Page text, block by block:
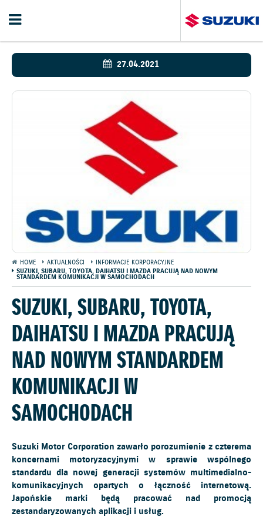
27.04.2021
HOME AKTUALNOŚCI
INFORMACJE KORPORACYJNE
SUZUKI, SUBARU, TOYOTA, DAIHATSU I MAZDA PRACUJĄ NAD NOWYM
STANDARDEM KOMUNIKACJI W SAMOCHODACH
SUZUKI, SUBARU, TOYOTA,
DAIHATSU I MAZDA PRACUJĄ
NAD NOWYM STANDARDEM
KOMUNIKACJI W
SAMOCHODACH
Suzuki Motor Corporation zawarło porozumienie z czterema
koncernami motoryzacyjnymi w sprawie wspólnego
standardu dla nowej generacji systemów multimedialno-
komunikacyjnych opartych o łączność internetową.
Japońskie marki będą pracować nad promocją
zestandaryzowanych aplikacji i usług.